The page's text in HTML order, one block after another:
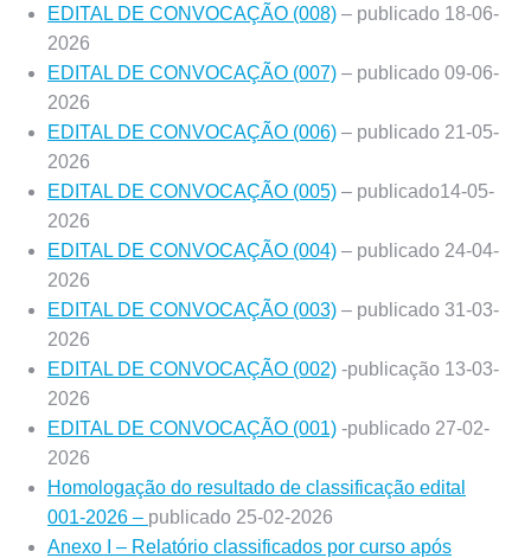
EDITAL DE CONVOCAÇÃO (008) – publicado 18-06-
2026
EDITAL DE CONVOCAÇÃO (007) – publicado 09-06-
2026
EDITAL DE CONVOCAÇÃO (006) – publicado 21-05-
2026
EDITAL DE CONVOCAÇÃO (005) – publicado14-05-
2026
EDITAL DE CONVOCAÇÃO (004) – publicado 24-04-
2026
EDITAL DE CONVOCAÇÃO (003) – publicado 31-03-
2026
EDITAL DE CONVOCAÇÃO (002) -publicação 13-03-
2026
EDITAL DE CONVOCAÇÃO (001) -publicado 27-02-
2026
Homologação do resultado de classificação edital
001-2026 – publicado 25-02-2026
Anexo I – Relatório classificados por curso após